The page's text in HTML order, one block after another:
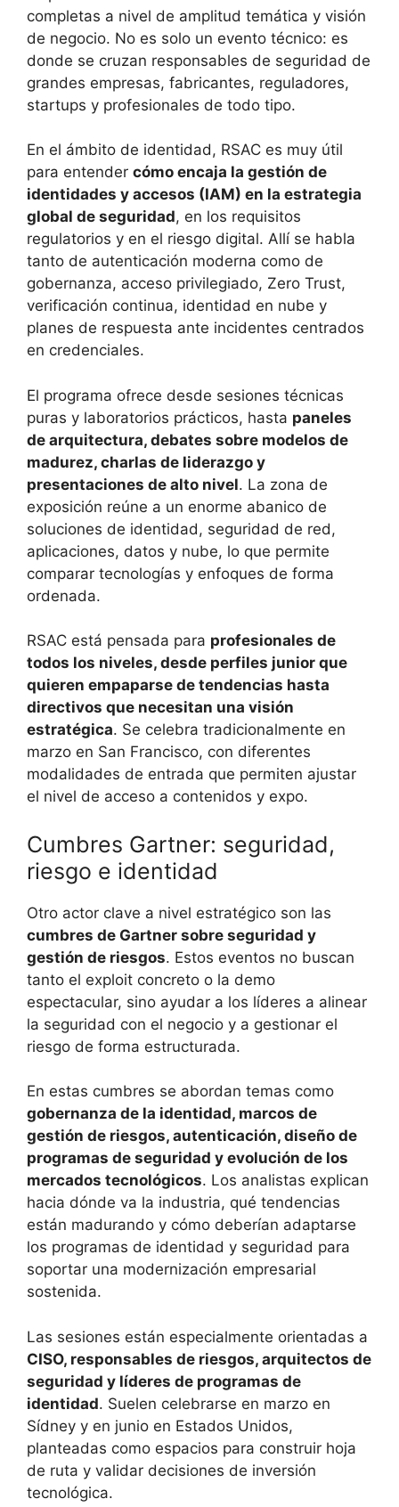
completas a nivel de amplitud temática y visión
de negocio. No es solo un evento técnico: es
donde se cruzan responsables de seguridad de
grandes empresas, fabricantes, reguladores,
startups y profesionales de todo tipo.
En el ámbito de identidad, RSAC es muy útil
para entender cómo encaja la gestión de
identidades y accesos (IAM) en la estrategia
global de seguridad, en los requisitos
regulatorios y en el riesgo digital. Allí se habla
tanto de autenticación moderna como de
gobernanza, acceso privilegiado, Zero Trust,
verificación continua, identidad en nube y
planes de respuesta ante incidentes centrados
en credenciales.
El programa ofrece desde sesiones técnicas
puras y laboratorios prácticos, hasta paneles
de arquitectura, debates sobre modelos de
madurez, charlas de liderazgo y
presentaciones de alto nivel. La zona de
exposición reúne a un enorme abanico de
soluciones de identidad, seguridad de red,
aplicaciones, datos y nube, lo que permite
comparar tecnologías y enfoques de forma
ordenada.
RSAC está pensada para profesionales de
todos los niveles, desde perfiles junior que
quieren empaparse de tendencias hasta
directivos que necesitan una visión
estratégica. Se celebra tradicionalmente en
marzo en San Francisco, con diferentes
modalidades de entrada que permiten ajustar
el nivel de acceso a contenidos y expo.
Cumbres Gartner: seguridad,
riesgo e identidad
Otro actor clave a nivel estratégico son las
cumbres de Gartner sobre seguridad y
gestión de riesgos. Estos eventos no buscan
tanto el exploit concreto o la demo
espectacular, sino ayudar a los líderes a alinear
la seguridad con el negocio y a gestionar el
riesgo de forma estructurada.
En estas cumbres se abordan temas como
gobernanza de la identidad, marcos de
gestión de riesgos, autenticación, diseño de
programas de seguridad y evolución de los
mercados tecnológicos. Los analistas explican
hacia dónde va la industria, qué tendencias
están madurando y cómo deberían adaptarse
los programas de identidad y seguridad para
soportar una modernización empresarial
sostenida.
Las sesiones están especialmente orientadas a
CISO, responsables de riesgos, arquitectos de
seguridad y líderes de programas de
identidad. Suelen celebrarse en marzo en
Sídney y en junio en Estados Unidos,
planteadas como espacios para construir hoja
de ruta y validar decisiones de inversión
tecnológica.